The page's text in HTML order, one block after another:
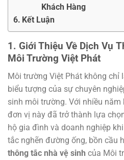
Khách Hàng
Kết Luận
1. Giới Thiệu Về Dịch Vụ
Môi Trường Việt Phát
Môi trường Việt Phát không chỉ
biểu tượng của sự chuyên
sinh môi trường. Với nhiều
đơn vị này đã trở thành lựa
hộ gia đình và doanh nghiệp
tắc nghẽn đường ống, bồn cầu
thông tắc nhà vệ sinh của Môi